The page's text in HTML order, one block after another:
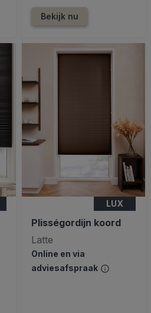
Bekijk nu
LUX
Plisségordijn koord
Latte
Online en via
adviesafspraak